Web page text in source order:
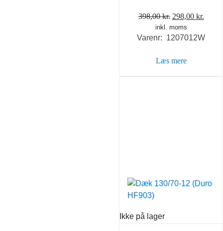
398,00kr. Den
oprindelige
pris
398,00 kr..
298,00 kr.
pris
inkl. moms
Varenr: 1207012W
Læs mere
Ikke på lager